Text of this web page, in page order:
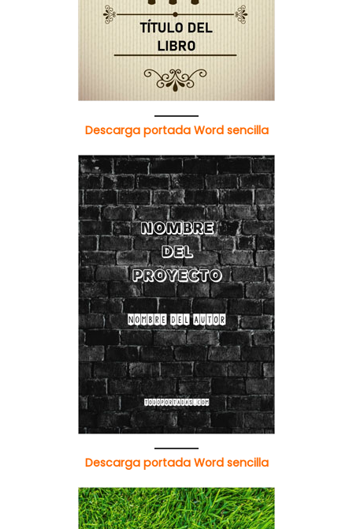
Descarga portada Word sencilla
Descarga portada Word sencilla